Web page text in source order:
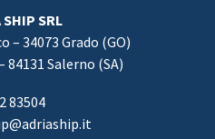
SHIP SRL
– 34073 Grado (GO)
84131 Salerno (SA)
83504